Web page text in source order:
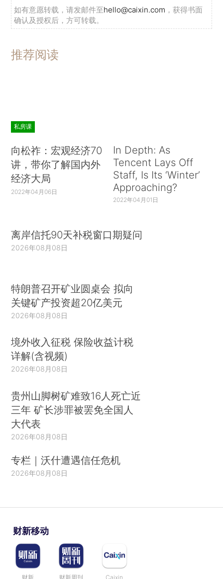
如有意愿转载，请发邮件至hello@caixin.com ，获得书面
确认及授权后，方可转载。
推荐阅读
私房课
向松祚：宏观经济70
讲，带你了解国内外
经济大局
2022年04月06日
In Depth: As
Tencent Lays Off
Staff, Is Its ‘Winter’
Approaching?
2022年04月01日
离岸信托90天补税窗口期疑问
2026年08月08日
特朗普召开矿业圆桌会 拟向
关键矿产投资超20亿美元
2026年08月08日
境外收入征税 保险收益计税
详解(含视频)
2026年08月08日
贵州山脚树矿难致16人死亡近
三年 矿长涉罪被罢免全国人
大代表
2026年08月08日
专栏｜沃什遭遇信任危机
2026年08月08日
财新移动
财新 财新周刊 Caixin